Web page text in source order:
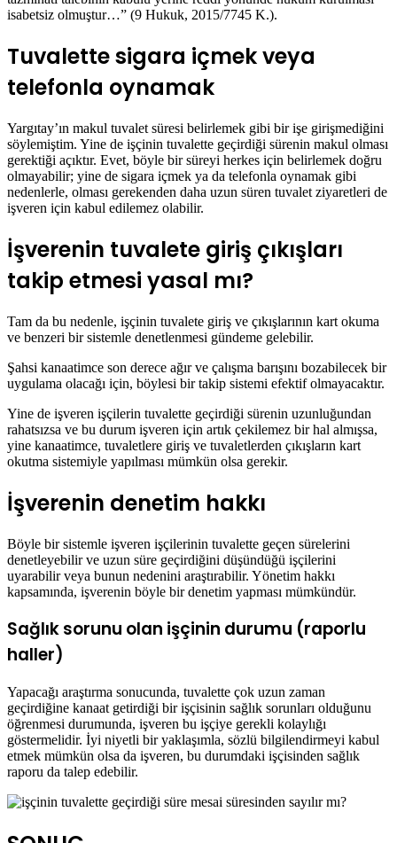
isabetsiz olmuştur…” (9 Hukuk, 2015/7745 K.).
Tuvalette sigara içmek veya
telefonla oynamak
Yargıtay’ın makul tuvalet süresi belirlemek gibi bir işe girişmediğini
söylemiştim. Yine de işçinin tuvalette geçirdiği sürenin makul olması
gerektiği açıktır. Evet, böyle bir süreyi herkes için belirlemek doğru
olmayabilir; yine de sigara içmek ya da telefonla oynamak gibi
nedenlerle, olması gerekenden daha uzun süren tuvalet ziyaretleri de
işveren için kabul edilemez olabilir.
İşverenin tuvalete giriş çıkışları
takip etmesi yasal mı?
Tam da bu nedenle, işçinin tuvalete giriş ve çıkışlarının kart okuma
ve benzeri bir sistemle denetlenmesi gündeme gelebilir.
Şahsi kanaatimce son derece ağır ve çalışma barışını bozabilecek bir
uygulama olacağı için, böylesi bir takip sistemi efektif olmayacaktır.
Yine de işveren işçilerin tuvalette geçirdiği sürenin uzunluğundan
rahatsızsa ve bu durum işveren için artık çekilemez bir hal almışsa,
yine kanaatimce, tuvaletlere giriş ve tuvaletlerden çıkışların kart
okutma sistemiyle yapılması mümkün olsa gerekir.
İşverenin denetim hakkı
Böyle bir sistemle işveren işçilerinin tuvalette geçen sürelerini
denetleyebilir ve uzun süre geçirdiğini düşündüğü işçilerini
uyarabilir veya bunun nedenini araştırabilir. Yönetim hakkı
kapsamında, işverenin böyle bir denetim yapması mümkündür.
Sağlık sorunu olan işçinin durumu (raporlu
haller)
Yapacağı araştırma sonucunda, tuvalette çok uzun zaman
geçirdiğine kanaat getirdiği bir işçisinin sağlık sorunları olduğunu
öğrenmesi durumunda, işveren bu işçiye gerekli kolaylığı
göstermelidir. İyi niyetli bir yaklaşımla, sözlü bilgilendirmeyi kabul
etmek mümkün olsa da işveren, bu durumdaki işçisinden sağlık
raporu da talep edebilir.